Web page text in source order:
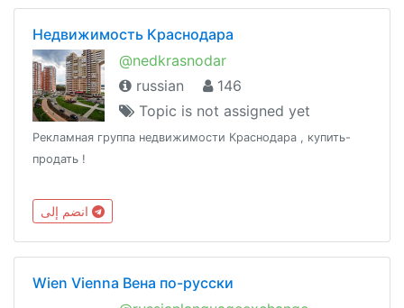
Недвижимость Краснодара
@nedkrasnodar
russian
146
Topic is not assigned yet
Рекламная группа недвижимости Краснодара , купить-
продать !
Wien Vienna Вена по-русски